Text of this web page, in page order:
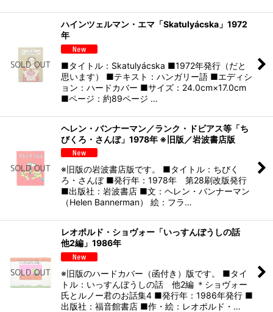
ハインツェルマン・エマ「Skatulyácska」1972
年
■タイトル：Skatulyácska ■1972年発行（だと
思います） ■テキスト：ハンガリー語 ■エディシ
ョン：ハードカバー ■サイズ：24.0cm×17.0cm
■ページ：約89ページ …
ヘレン・バンナーマン／ランク・ドビアス等「ち
びくろ・さんぼ」1978年 ※旧版／岩波書店版
※旧版の岩波書店版です。 ■タイトル：ちびく
ろ・さんぼ ■発行年：1978年 第28刷改版発行
■出版社：岩波書店 ■文：ヘレン・バンナーマン
（Helen Bannerman） 絵：フラ…
レオポルド・ショヴォー「いっすんぼうしの話
他2編」1986年
※旧版のハードカバー（函付き）版です。 ■タイ
トル：いっすんぼうしの話 他2編 ＊ショヴォー
氏とルノー君のお話集4 ■発行年：1986年発行 ■
出版社：福音館書店 ■作・絵：レオポルド・…